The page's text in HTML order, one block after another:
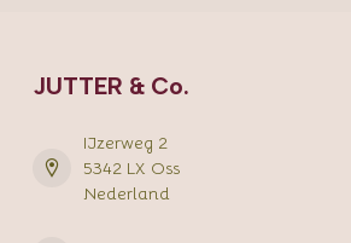
JUTTER & Co.
IJzerweg 2
5342 LX Oss
Nederland